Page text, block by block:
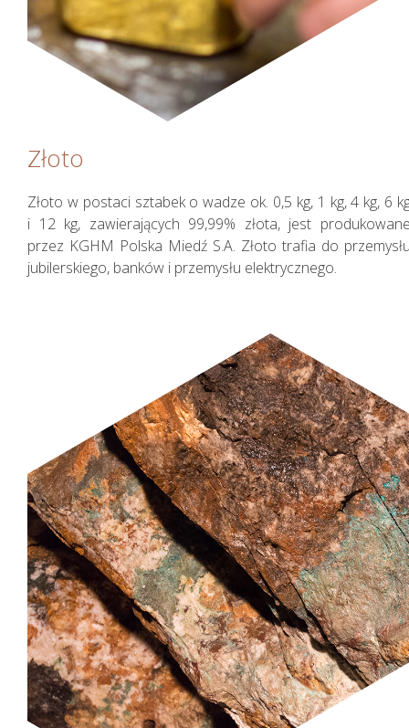
Złoto
Złoto w postaci sztabek o wadze ok. 0,5 kg, 1 kg, 4 kg, 6
i 12 kg, zawierających 99,99% złota, jest
przez KGHM Polska Miedź S.A. Złoto trafia do
jubilerskiego, banków i przemysłu elektrycznego.